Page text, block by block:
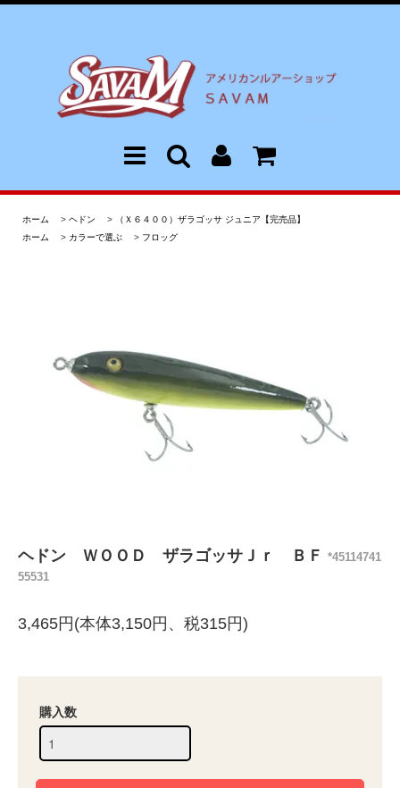
ホーム > ヘドン >
（Ｘ６４００）ザラゴッサ ジュニア【完売品】
ホーム
> カラーで選ぶ > フロッグ
ヘドン ＷＯＯＤ ザラゴッサＪｒ ＢＦ *45114741
55531
3,465円(本体3,150円、税315円)
購入数